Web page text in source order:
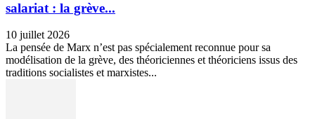
salariat : la grève...
10 juillet 2026
La pensée de Marx n’est pas spécialement reconnue pour sa
modélisation de la grève, des théoriciennes et théoriciens issus des
traditions socialistes et marxistes...